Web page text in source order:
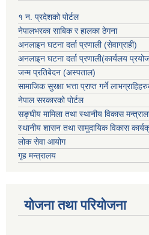
१ न. प्रदेशको पोर्टल
नेपालभरका साबिक र हालका ठेगना
अनलाइन घटना दर्ता प्रणाली (सेवाग्राही)
अनलाइन घटना दर्ता प्रणाली(कार्यलय
जन्म प्रतिबेदन (अस्पताल)
सामाजिक सुरक्षा भत्ता प्राप्त गर्ने
नेपाल सरकारको पोर्टल
सङ्घीय मामिला तथा स्थानीय विकास
स्थानीय शासन तथा सामुदायिक विकास
लोक सेवा आयोग
गृह मन्त्रालय
योजना तथा परियोजना